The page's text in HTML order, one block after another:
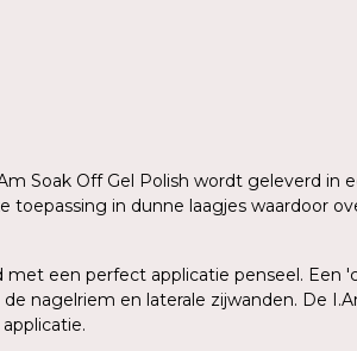
Soak Off Gel Polish wordt geleverd in
in dunne laagjes waardoor
een perfect applicatie penseel. Een
nagelriem en laterale zijwanden. De